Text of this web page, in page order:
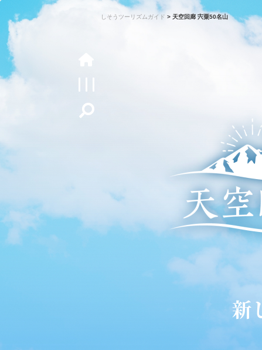
しそうツーリズムガイド > 天空回廊 宍粟50名山
新